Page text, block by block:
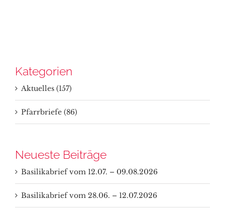
Kategorien
Aktuelles (157)
Pfarrbriefe (86)
Neueste Beiträge
Basilikabrief vom 12.07. – 09.08.2026
Basilikabrief vom 28.06. – 12.07.2026